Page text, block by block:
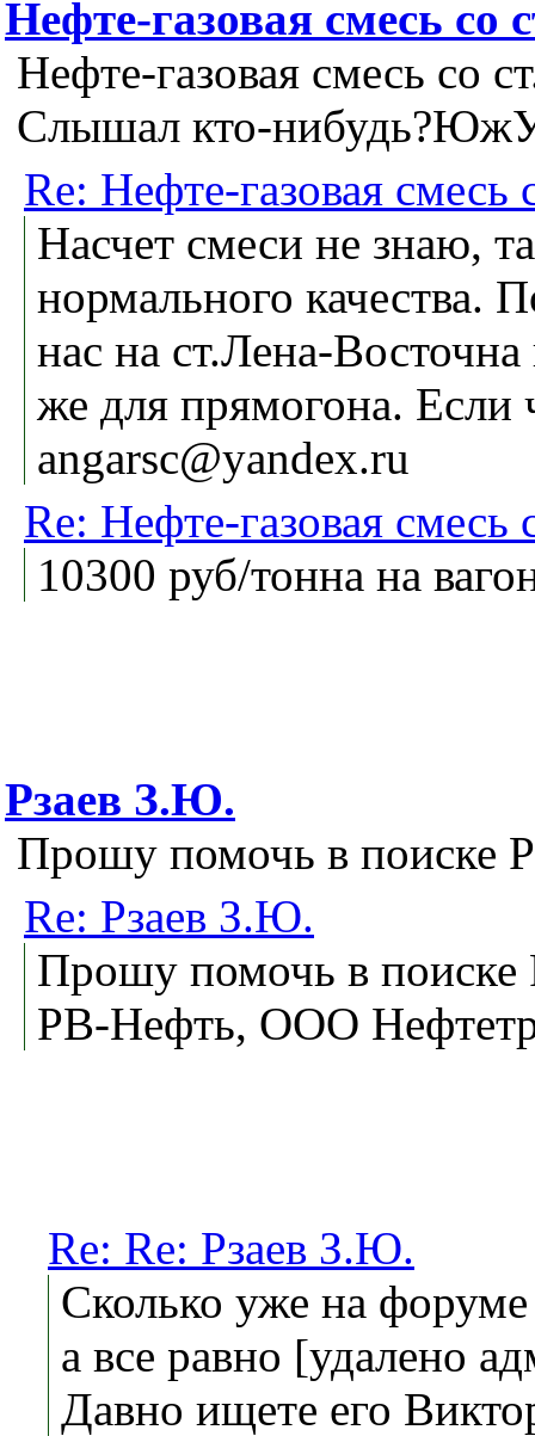
Нефте-газовая смесь со
Нефте-газовая смесь со
Слышал кто-
Re: Нефте-газовая смесь
Насчет смеси не знаю,
нормального качества.
нас на ст.Лена-
же для прямогона. Если
angarsc@yandex.ru
Re: Нефте-газовая смесь
10300 руб/тонна на
Рзаев З.Ю.
Прошу помочь в поиске
Re: Рзаев З.Ю.
Прошу помочь в
РВ-Нефть, ООО
Re: Re: Рзаев З.Ю.
Сколько уже на
а все равно [удалено
Давно ищете его